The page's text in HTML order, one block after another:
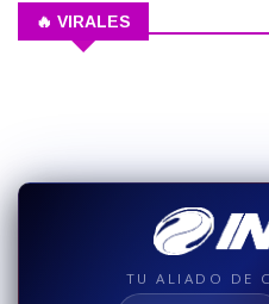
🔥 VIRALES
TU ALIADO DE